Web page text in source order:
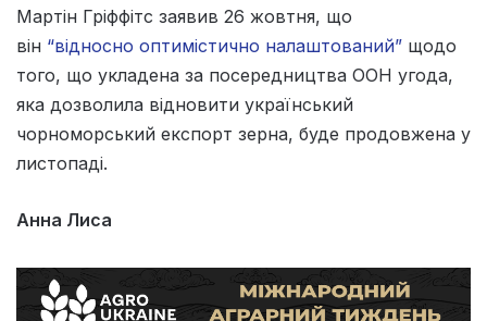
Мартін Гріффітс заявив 26 жовтня, що
він “відносно оптимістично налаштований” щодо
того, що укладена за посередництва ООН угода,
яка дозволила відновити український
чорноморський експорт зерна, буде продовжена у
листопаді.
Анна Лиса